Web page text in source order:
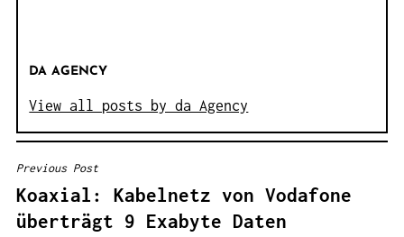
DA AGENCY
View all posts by da Agency
B
E
I
Previous Post
Koaxial: Kabelnetz von Vodafone
überträgt 9 Exabyte Daten